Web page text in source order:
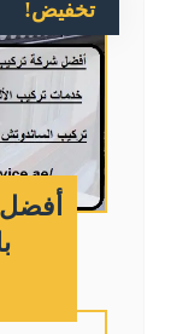
تخفيض!